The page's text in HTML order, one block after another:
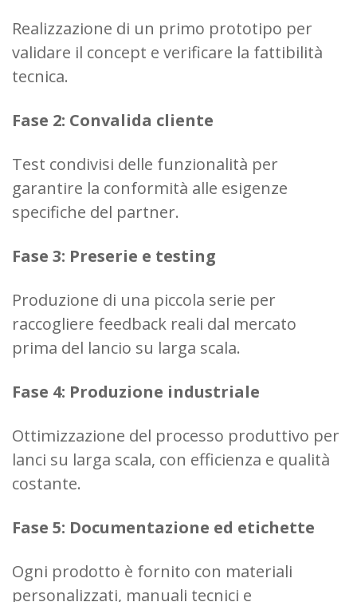
Realizzazione di un primo prototipo per
validare il concept e verificare la fattibilità
tecnica.
Fase 2: Convalida cliente
Test condivisi delle funzionalità per
garantire la conformità alle esigenze
specifiche del partner.
Fase 3: Preserie e testing
Produzione di una piccola serie per
raccogliere feedback reali dal mercato
prima del lancio su larga scala.
Fase 4: Produzione industriale
Ottimizzazione del processo produttivo per
lanci su larga scala, con efficienza e qualità
costante.
Fase 5: Documentazione ed etichette
Ogni prodotto è fornito con materiali
personalizzati, manuali tecnici e